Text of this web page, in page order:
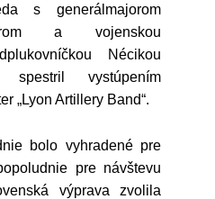
s generálmajorom
a vojenskou
Nécikou
spestril vystúpením
„Lyon Artillery Band“.
bolo vyhradené pre
pre návštevu
výprava zvolila